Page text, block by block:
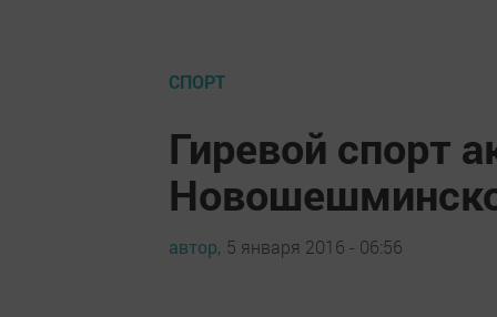
СПОРТ
Гиревой спорт
автор, 5 января 2016 - 06:56